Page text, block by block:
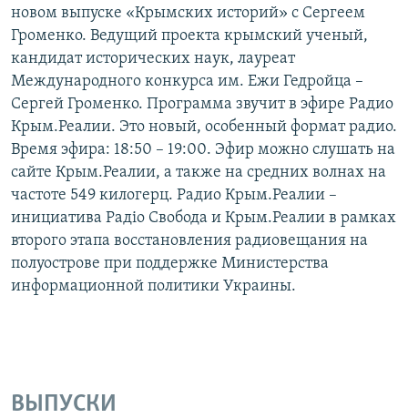
новом выпуске «Крымских историй» с Сергеем
Громенко. Ведущий проекта крымский ученый,
кандидат исторических наук, лауреат
Международного конкурса им. Ежи Гедройца –
Сергей Громенко. Программа звучит в эфире Радио
Крым.Реалии. Это новый, особенный формат радио.
Время эфира: 18:50 – 19:00. Эфир можно слушать на
сайте Крым.Реалии, а также на средних волнах на
частоте 549 килогерц. Радио Крым.Реалии –
инициатива Радіо Свобода и Крым.Реалии в рамках
второго этапа восстановления радиовещания на
полуострове при поддержке Министерства
информационной политики Украины.
ВЫПУСКИ